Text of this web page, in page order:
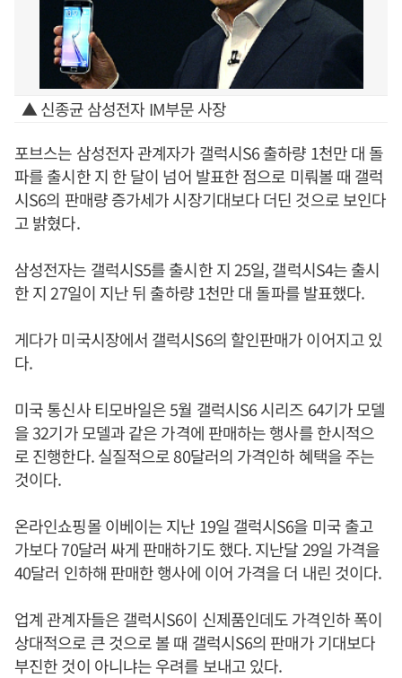
▲ 신종균 삼성전자 IM부문 사장
포브스는 삼성전자 관계자가 갤럭시S6 출하량 1천만 대 돌
파를 출시한 지 한 달이 넘어 발표한 점으로 미뤄볼 때 갤럭
시S6의 판매량 증가세가 시장기대보다 더딘 것으로 보인다
고 밝혔다.
삼성전자는 갤럭시S5를 출시한 지 25일, 갤럭시S4는 출시
한 지 27일이 지난 뒤 출하량 1천만 대 돌파를 발표했다.
게다가 미국시장에서 갤럭시S6의 할인판매가 이어지고 있
다.
미국 통신사 티모바일은 5월 갤럭시S6 시리즈 64기가 모델
을 32기가 모델과 같은 가격에 판매하는 행사를 한시적으
로 진행한다. 실질적으로 80달러의 가격인하 혜택을 주는
것이다.
온라인쇼핑몰 이베이는 지난 19일 갤럭시S6을 미국 출고
가보다 70달러 싸게 판매하기도 했다. 지난달 29일 가격을
40달러 인하해 판매한 행사에 이어 가격을 더 내린 것이다.
업계 관계자들은 갤럭시S6이 신제품인데도 가격인하 폭이
상대적으로 큰 것으로 볼 때 갤럭시S6의 판매가 기대보다
부진한 것이 아니냐는 우려를 보내고 있다.